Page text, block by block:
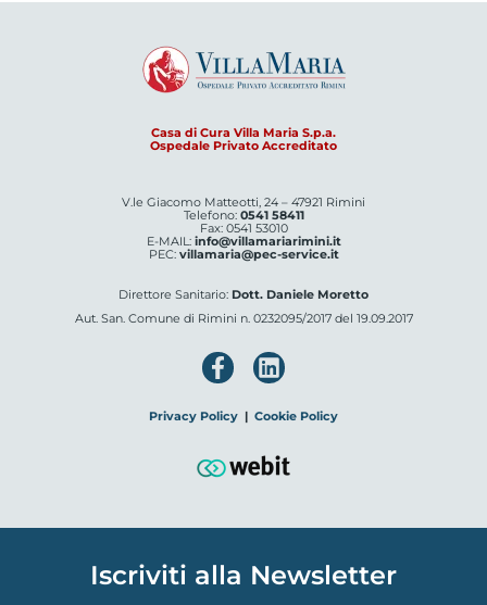
Casa di Cura Villa Maria S.p.a.
Ospedale Privato Accreditato
V.le Giacomo Matteotti, 24 – 47921 Rimini
Telefono: 0541 58411
Fax: 0541 53010
E-MAIL: info@villamariarimini.it
PEC: villamaria@pec-service.it
Direttore Sanitario: Dott. Daniele Moretto
Aut. San. Comune di Rimini n. 0232095/2017 del 19.09.2017
Privacy Policy | Cookie Policy
Iscriviti alla Newsletter